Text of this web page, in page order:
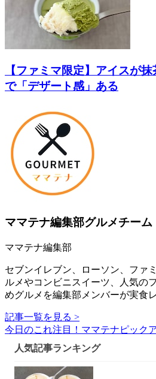
【ファミマ限定】アイスが
で「デザート感」ある
ママテナ編集部グルメチーム
ママテナ編集部
セブンイレブン、ローソン、ファ
ルメやコンビニスイーツ、人気の
めグルメを編集部メンバーが実食
記事一覧を見る >
今日のこれ注目！ママテナピック
人気記事ランキング